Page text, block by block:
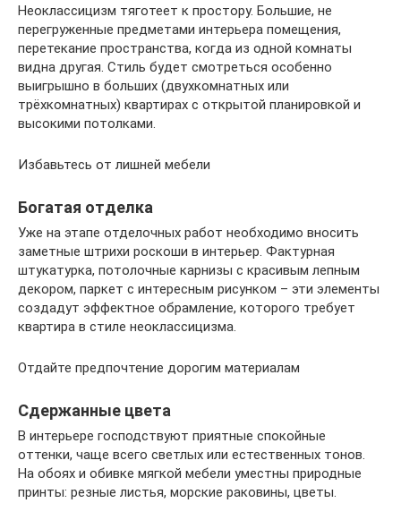
Неоклассицизм тяготеет к простору. Большие, не
перегруженные предметами интерьера помещения,
перетекание пространства, когда из одной комнаты
видна другая. Стиль будет смотреться особенно
выигрышно в больших (двухкомнатных или
трёхкомнатных) квартирах с открытой планировкой и
высокими потолками.
Избавьтесь от лишней мебели
Богатая отделка
Уже на этапе отделочных работ необходимо вносить
заметные штрихи роскоши в интерьер. Фактурная
штукатурка, потолочные карнизы с красивым лепным
декором, паркет с интересным рисунком – эти элементы
создадут эффектное обрамление, которого требует
квартира в стиле неоклассицизма.
Отдайте предпочтение дорогим материалам
Сдержанные цвета
В интерьере господствуют приятные спокойные
оттенки, чаще всего светлых или естественных тонов.
На обоях и обивке мягкой мебели уместны природные
принты: резные листья, морские раковины, цветы.